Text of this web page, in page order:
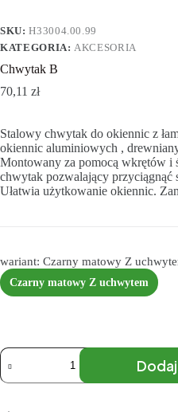
SKU:H33004.00.99
KATEGORIA:AKCESORIA
Chwytak B
70,11 zł
Stalowy chwytak do okiennic z
okiennic aluminiowych ,
Montowany za pomocą wkrętów i
chwytak pozwalający przyciągnąć
Ułatwia użytkowanie okiennic.
wariant: Czarny matowy Z
Czarny matowy Z uchwytem